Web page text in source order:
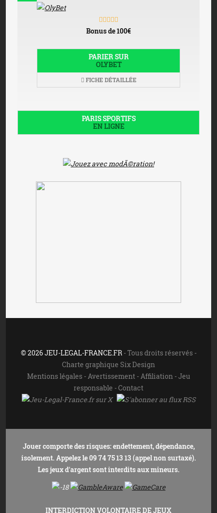
Bonus de 100€
PARIER SUR
OLYBET
FICHE DÉTAILLÉE
PARIS SPORTIFS
EN LIGNE
© 2026 JEU-LEGAL-FRANCE.FR- Tous droits réservés -
Charte graphique Six Design
Mentions légales-Avertissement-Affiliation-Jeu
responsable -Contact
Jouer comporte des risques: endettement, dépendance,
isolement. Appelez le 09 74 75 13 13 (appel non surtaxé).
Les jeux d'argent sont interdits aux mineurs.
INTERDICTION VOLONTAIRE DE JEUX